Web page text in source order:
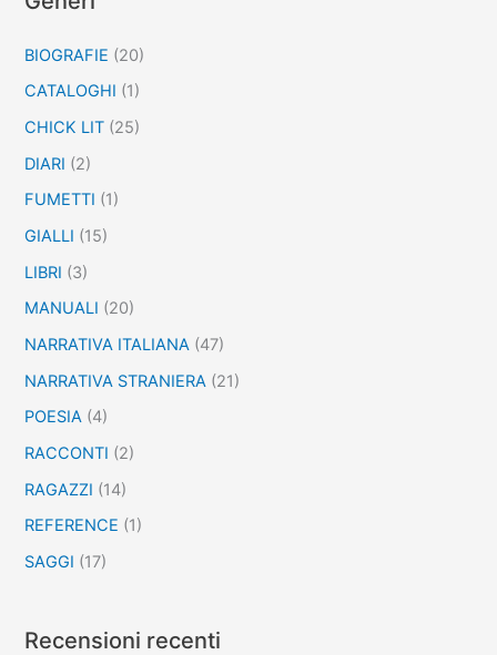
:BIOGRAFIE (20)
CATALOGHI (1)
CHICK LIT (25)
DIARI (2)
FUMETTI (1)
GIALLI (15)
LIBRI (3)
MANUALI (20)
NARRATIVA ITALIANA (47)
NARRATIVA STRANIERA (21)
POESIA (4)
RACCONTI (2)
RAGAZZI (14)
REFERENCE (1)
SAGGI (17)
Recensioni recenti